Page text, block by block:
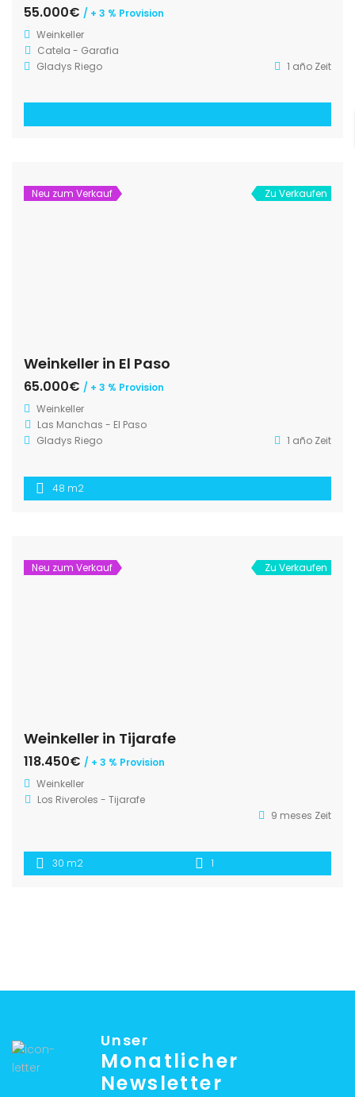
55.000€ / + 3 % Provision
Weinkeller
Catela - Garafia
Gladys Riego
1 año Zeit
Neu zum Verkauf Zu Verkaufen
Weinkeller in El Paso
65.000€ / + 3 % Provision
Weinkeller
Las Manchas - El Paso
Gladys Riego
1 año Zeit
48 m2
Neu zum Verkauf Zu Verkaufen
Weinkeller in Tijarafe
118.450€ / + 3 % Provision
Weinkeller
Los Riveroles - Tijarafe
9 meses Zeit
30 m2 1
Unser
Monatlicher
Newsletter